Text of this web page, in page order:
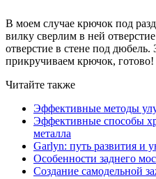
В моем случае крючок под
вилку сверлим в ней
отверстие в стене под дюбель.
прикручиваем крючок, готово!
Читайте также
Эффективные методы
Эффективные способы
металла
Garlyn: путь развития и
Особенности заднего
Создание самодельной